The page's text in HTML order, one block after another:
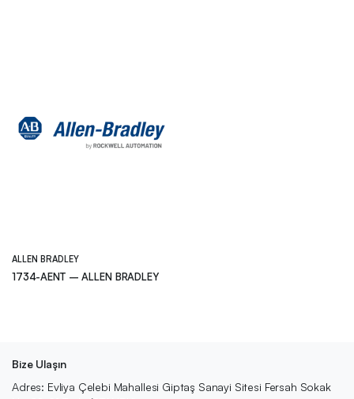
ALLEN BRADLEY
1734-AENT – ALLEN BRADLEY
Bize Ulaşın
Adres: Evliya Çelebi Mahallesi Giptaş Sanayi Sitesi Fersah Sokak